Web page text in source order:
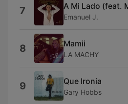
7 A Mi Lado (feat.
Emanuel J.
8 Mamii
LA MACHY
9 Que Ironia
Gary Hobbs